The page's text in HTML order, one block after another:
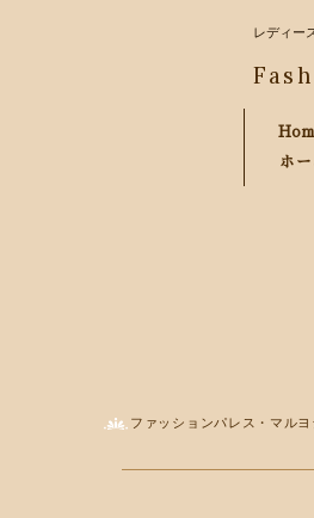
レディー
ホー
ファッションパレス・マルヨ